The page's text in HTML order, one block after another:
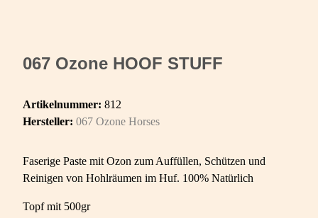
067 Ozone HOOF STUFF
Artikelnummer: 812
Hersteller: 067 Ozone Horses
Faserige Paste mit Ozon zum Auffüllen, Schützen und
Reinigen von Hohlräumen im Huf. 100% Natürlich
Topf mit 500gr